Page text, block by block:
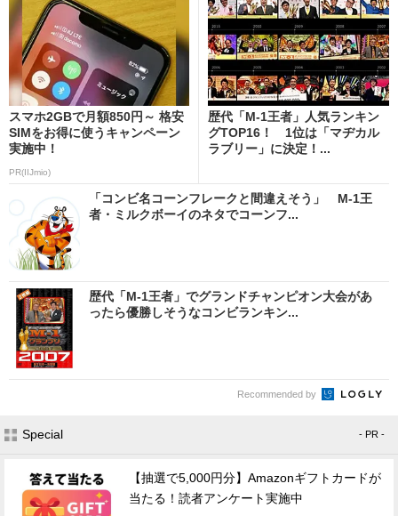
スマホ2GBで月額850円～ 格安
SIMをお得に使うキャンペーン
実施中！
PR(IIJmio)
歴代「M-1王者」人気ランキン
グTOP16！ 1位は「マヂカル
ラブリー」に決定！...
「コンビ名コーンフレークと間違えそう」 M-1王
者・ミルクボーイのネタでコーンフ...
歴代「M-1王者」でグランドチャンピオン大会があ
ったら優勝しそうなコンビランキン...
Recommended by
Special - PR -
【抽選で5,000円分】Amazonギフトカードが
当たる！読者アンケート実施中